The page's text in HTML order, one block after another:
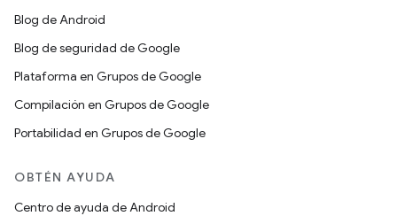
Blog de Android
Blog de seguridad de Google
Plataforma en Grupos de Google
Compilación en Grupos de Google
Portabilidad en Grupos de Google
OBTÉN AYUDA
Centro de ayuda de Android